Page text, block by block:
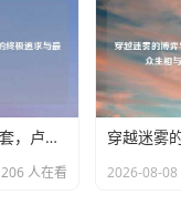
回首DNF2017春节套，卢克时代的终极追求与最后狂欢
206 人在看 2026-08-08